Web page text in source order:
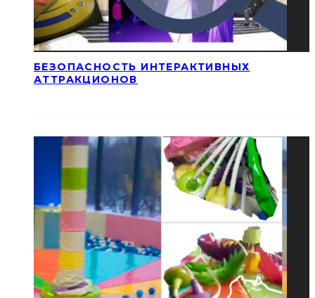
БЕЗОПАСНОСТЬ ИНТЕРАКТИВНЫХ
АТТРАКЦИОНОВ